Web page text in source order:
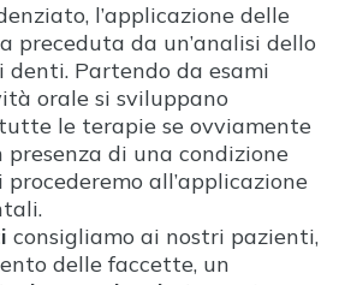
l’applicazione delle
preceduta da un’analisi dello
Partendo da esami
orale si sviluppano
le terapie se ovviamente
presenza di una condizione
all’applicazione
consigliamo ai nostri pazienti,
delle faccette, un